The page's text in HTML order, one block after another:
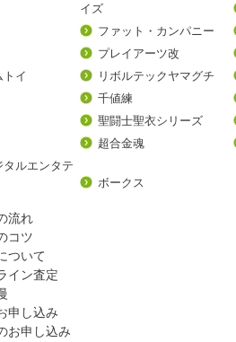
イズ
ファット・カンパニー
プレイアーツ改
トイ
リボルテックヤマグチ
千値練
聖闘士聖衣シリーズ
超合金魂
タルエンタテ
ボークス
流れ
コツ
ついて
イン査定
申し込み
お申し込み